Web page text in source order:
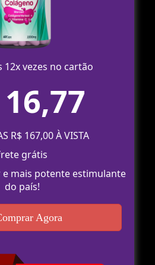
12x vezes no cartão
R$ 167,00 À VISTA
grátis
e mais potente estimulante
do país!
Agora